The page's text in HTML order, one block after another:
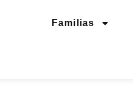
Familias